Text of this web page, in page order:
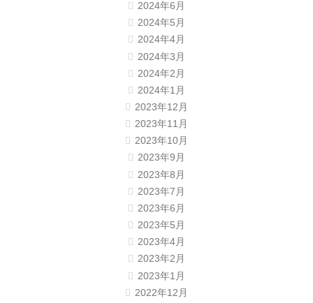
2024年6月
2024年5月
2024年4月
2024年3月
2024年2月
2024年1月
2023年12月
2023年11月
2023年10月
2023年9月
2023年8月
2023年7月
2023年6月
2023年5月
2023年4月
2023年2月
2023年1月
2022年12月